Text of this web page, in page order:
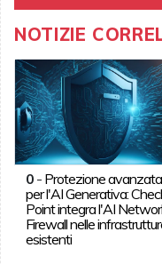
NOTIZIE
0- Protezione avanzata
per l'AI Generativa:
Point integra l'AI
Firewall nelle
esistenti